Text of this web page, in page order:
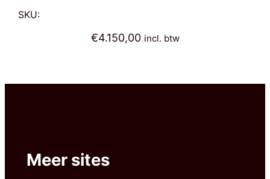
SKU:
€4.150,00 incl. btw
Meer sites